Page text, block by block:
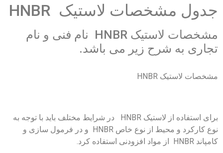
جدول مشخصات لاستیک HNBR
مشخصات لاستیک HNBR نام فنی و نام
تجاری به شرح زیر می باشد.
مشخصات لاستیک HNBR
برای استفاده از لاستیک HNBR در شرایط مختلف باید با توجه به
نوع کارکرد و محیط از نوع خاص HNBR و در فرمول سازی و
کامپاند HNBR از مواد افزودنی استفاده کرد.